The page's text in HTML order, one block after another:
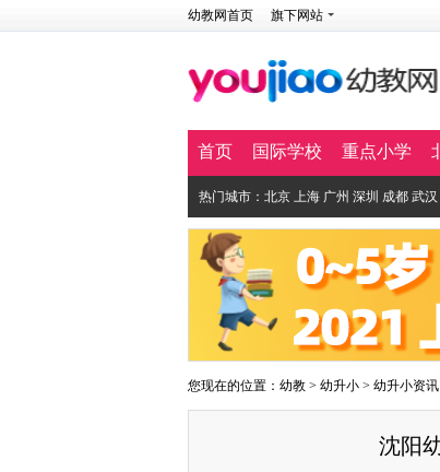
幼教网首页 旗下网站
首页 国际学校 重点小学
热门城市： 北京 上海 广州 深圳 成都 武汉
您现在的位置： 幼教 > 幼升小 > 幼升小资讯
沈阳